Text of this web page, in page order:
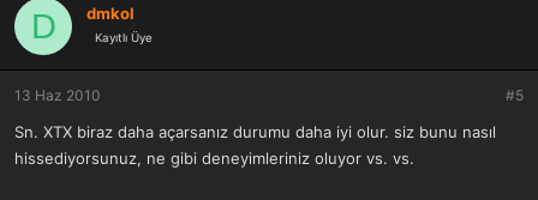
D dmkol
Kayıtlı Üye
13 Haz 2010 #5
Sn. XTX biraz daha açarsanız durumu daha iyi olur. siz bunu nasıl
hissediyorsunuz, ne gibi deneyimleriniz oluyor vs. vs.